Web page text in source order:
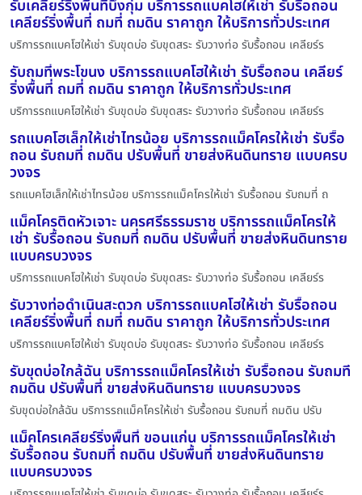
รับเคลียร์ริ่งพื้นที่บึงกุ่ม บริการรถแบคโฮให้เช่า รับรื้อถอน
เคลียร์ริ่งพื้นที่ ถมที่ ถมดิน ราคาถูก ให้บริการทั่วประเทศ
บริการรถแบคโฮให้เช่า รับขุดบ่อ รับขุดสระ รับวางท่อ รับรื้อถอน เคลียร์ร
รับถมที่พระโขนง บริการรถแบคโฮให้เช่า รับรื้อถอน เคลียร์
ริ่งพื้นที่ ถมที่ ถมดิน ราคาถูก ให้บริการทั่วประเทศ
บริการรถแบคโฮให้เช่า รับขุดบ่อ รับขุดสระ รับวางท่อ รับรื้อถอน เคลียร์ร
รถแบคโฮเล็กให้เช่าไทรน้อย บริการรถแม็คโครให้เช่า รับรื้อ
ถอน รับถมที่ ถมดิน ปรับพื้นที่ ขายส่งหินดินทราย แบบครบ
วงจร
รถแบคโฮเล็กให้เช่าไทรน้อย บริการรถแม็คโครให้เช่า รับรื้อถอน รับถมที่ ถ
แม็คโครติดหัวเจาะ นครศรีธรรมราช บริการรถแม็คโครให้
เช่า รับรื้อถอน รับถมที่ ถมดิน ปรับพื้นที่ ขายส่งหินดินทราย
แบบครบวงจร
บริการรถแบคโฮให้เช่า รับขุดบ่อ รับขุดสระ รับวางท่อ รับรื้อถอน เคลียร์ร
รับวางท่อดำเนินสะดวก บริการรถแบคโฮให้เช่า รับรื้อถอน
เคลียร์ริ่งพื้นที่ ถมที่ ถมดิน ราคาถูก ให้บริการทั่วประเทศ
บริการรถแบคโฮให้เช่า รับขุดบ่อ รับขุดสระ รับวางท่อ รับรื้อถอน เคลียร์ร
รับขุดบ่อใกล้ฉัน บริการรถแม็คโครให้เช่า รับรื้อถอน รับถมที่
ถมดิน ปรับพื้นที่ ขายส่งหินดินทราย แบบครบวงจร
รับขุดบ่อใกล้ฉัน บริการรถแม็คโครให้เช่า รับรื้อถอน รับถมที่ ถมดิน ปรับ
แม็คโครเคลียร์ริ่งพื้นที่ ขอนแก่น บริการรถแม็คโครให้เช่า
รับรื้อถอน รับถมที่ ถมดิน ปรับพื้นที่ ขายส่งหินดินทราย
แบบครบวงจร